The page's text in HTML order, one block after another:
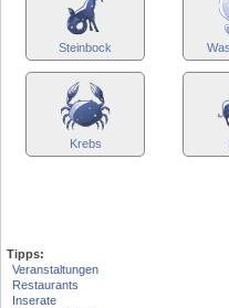
Steinbock
Krebs
Tipps:
Veranstaltungen
Restaurants
Inserate